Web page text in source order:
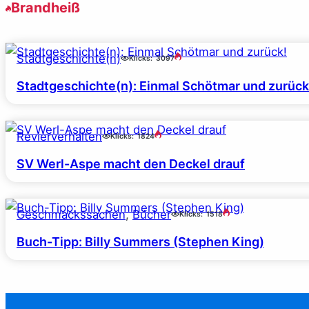
Brandheiß
Stadtgeschichte(n) Klicks: 3097
Stadtgeschichte(n): Einmal Schötmar und
Revierverhalten Klicks: 1824
SV Werl-Aspe macht den Deckel drauf
Geschmackssachen, Bücher Klicks: 1518
Buch-Tipp: Billy Summers (Stephen King)